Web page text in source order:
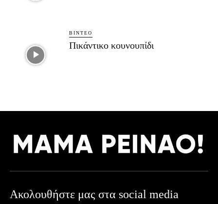
ΒΊΝΤΕΟ
Πικάντικο κουνουπίδι
Ακολουθήστε μας στα social media